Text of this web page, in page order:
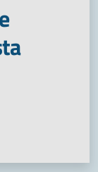
a 5 stelle